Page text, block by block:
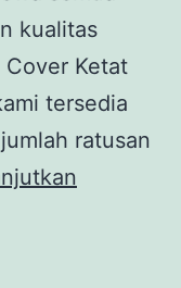
kualitas
Cover Ketat
tersedia
ratusan